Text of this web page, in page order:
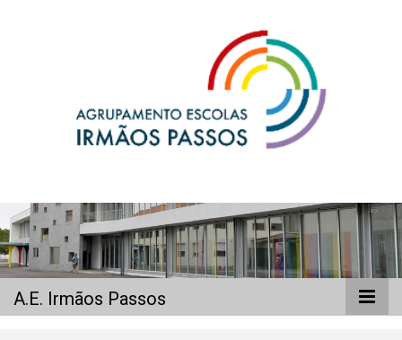
A.E. Irmãos
Passos
A.E. Irmãos Passos